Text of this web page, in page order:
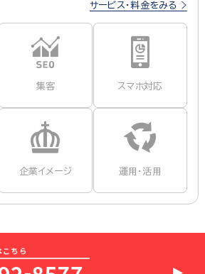
サービス・料金をみる
集客 スマホ対応
企業イメージ 運用・活用